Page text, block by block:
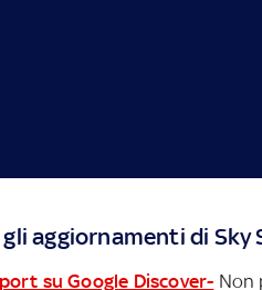
aggiornamenti di Sky
su Google Discover- Non